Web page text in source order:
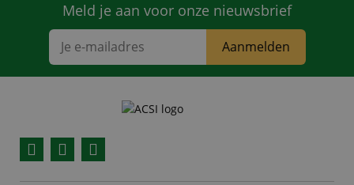
Meld je aan voor onze nieuwsbrief
Aanmelden